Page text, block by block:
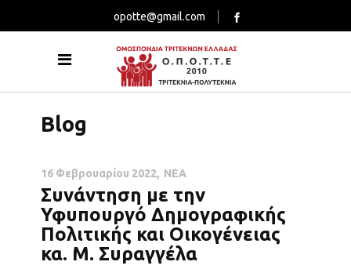
opotte@gmail.com
Blog
16 Φεβρουαρίου 2022 ΝΕΑ
Συνάντηση με την
Υφυπουργό Δημογραφικής
Πολιτικής και Οικογένειας
κα. Μ. Συραγγέλα